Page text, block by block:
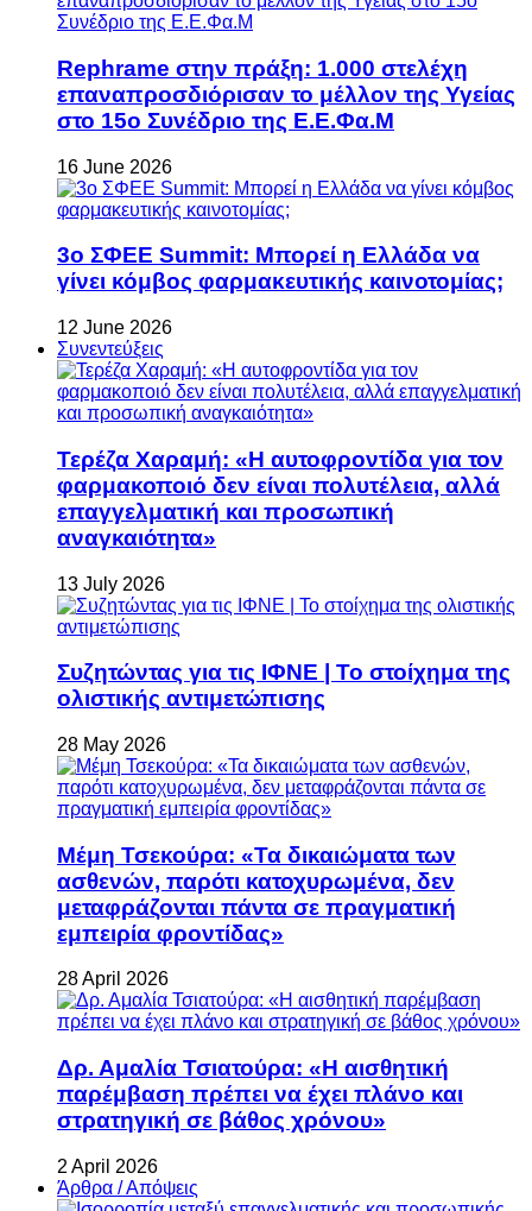
Rephrame στην πράξη: 1.000 στελέχη
επαναπροσδιόρισαν το μέλλον της Υγείας
στο 15ο Συνέδριο της Ε.Ε.Φα.Μ
16 June 2026
3ο ΣΦΕΕ Summit: Μπορεί η Ελλάδα να
γίνει κόμβος φαρμακευτικής καινοτομίας;
12 June 2026
Συνεντεύξεις
Τερέζα Χαραμή: «Η αυτοφροντίδα για τον
φαρμακοποιό δεν είναι πολυτέλεια, αλλά
επαγγελματική και προσωπική
αναγκαιότητα»
13 July 2026
Συζητώντας για τις ΙΦΝΕ | Το στοίχημα της
ολιστικής αντιμετώπισης
28 May 2026
Μέμη Τσεκούρα: «Τα δικαιώματα των
ασθενών, παρότι κατοχυρωμένα, δεν
μεταφράζονται πάντα σε πραγματική
εμπειρία φροντίδας»
28 April 2026
Δρ. Αμαλία Τσιατούρα: «Η αισθητική
παρέμβαση πρέπει να έχει πλάνο και
στρατηγική σε βάθος χρόνου»
2 April 2026
Άρθρα / Απόψεις